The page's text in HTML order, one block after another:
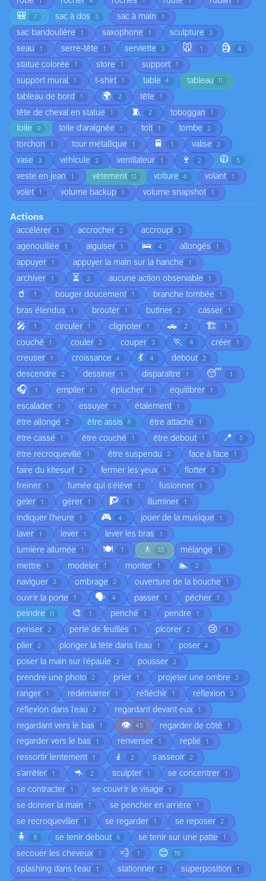
🎒 7 sac à dos 5 sac à main 1
sac bandoulière 1 saxophone 1 sculpture 3
seau 1 serre-tête 1 serviette 3 🐭 1 🗿 4
statue colorée 1 store 1 support 1
support mural 1 t-shirt 1 table 4 tableau 11
tableau de bord 1 🌍 2 tête 1
tête de cheval en statue 1 🧵 2 toboggan 1
toile 9 toile d'araignée 1 toit 1 tombe 2
torchon 1 tour métallique 1 🚆 1 valise 2
vase 3 véhicule 2 ventilateur 1 🍷 2 🧥 5
veste en jean 1 vêtement 12 voiture 4 volant 1
volet 1 volume backup 1 volume snapshot 1
Actions
accélérer 1 accrocher 2 accroupi 3
agenouillée 1 aiguiser 1 🛌 4 allongés 1
appuyer 1 appuyer la main sur la hanche 1
archiver 1 ⏳ 2 aucune action observable 1
🥤 1 bouger doucement 1 branche tombée 1
bras étendus 1 brouter 1 butiner 2 casser 1
🎤 1 circuler 1 clignoter 1 🚗 2 🏗️ 1
couché 1 couler 2 couper 3 🏃 4 créer 1
creuser 1 croissance 4 💃 4 debout 2
descendre 2 dessiner 1 disparaître 1 😴 1
🎧 1 empiler 1 éplucher 1 équilibrer 1
escalader 1 essuyer 1 étalement 1
être allongé 2 être assis 8 être attaché 1
être cassé 1 être couché 1 être debout 1 📍 5
être recroquevillé 1 être suspendu 2 face à face 1
faire du kitesurf 2 fermer les yeux 1 flotter 3
freiner 1 fumée qui s'élève 1 fusionner 1
geler 1 gérer 1 🧗 1 illuminer 1
indiquer l'heure 1 🎮 4 jouer de la musique 1
laver 1 lever 1 lever les bras 1
lumière allumée 1 🍽️ 1 🚶 35 mélange 1
mettre 1 modeler 1 monter 1 🏊 2
naviguer 2 ombrage 2 ouverture de la bouche 1
ouvrir la porte 1 🗣️ 4 passer 1 pêcher 1
peindre 11 🎨 1 penché 1 pendre 1
penser 2 perte de feuilles 1 picorer 2 😢 1
plier 2 plonger la tête dans l'eau 1 poser 4
poser la main sur l'épaule 2 pousser 2
prendre une photo 2 prier 1 projeter une ombre 3
ranger 1 redémarrer 1 réfléchir 1 réflexion 3
réflexion dans l'eau 2 regardant devant eux 1
regardant vers le bas 1 👁️ 45 regarder de côté 1
regarder vers le bas 1 renverser 1 replié 1
ressortir lentement 1 🧎 2 s'asseoir 2
s’arrêter 1 🦘 2 sculpter 1 se concentrer 1
se contracter 1 se couvrir le visage 1
se donner la main 1 se pencher en arrière 1
se recroqueviller 1 se regarder 1 se reposer 2
🧍 8 se tenir debout 6 se tenir sur une patte 1
secouer les cheveux 1 💨 1 😊 10
splashing dans l'eau 1 stationner 1 superposition 1